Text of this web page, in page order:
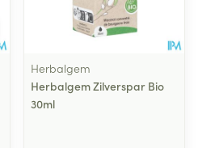
Herbalgem
Herbalgem Zilverspar Bio
30ml